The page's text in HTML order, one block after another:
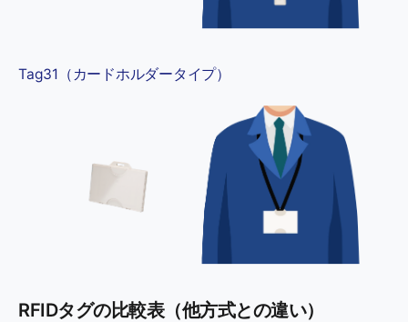
Tag31（カードホルダータイプ）
RFIDタグの比較表（他方式との違い）